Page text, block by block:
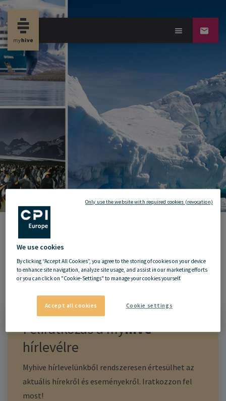
new propertynews
12.11.2024
Feliratkozás amyhive
hírlevélre
Myhive hírlevelünkből rendszeresen értesülhet az
aktuális hírekről és eseményekről. Iratkozzon fel
most!
We use cookies
By clicking “Accept All Cookies”, you agree to the storing of cookies on your device
to enhance site navigation, analyze site usage, and assist in our marketing efforts
or you can click on "Cookie-Settings" to manage your cookies yourself.
Accept all cookies Cookie settings
Only use the website with required cookies (revocation)